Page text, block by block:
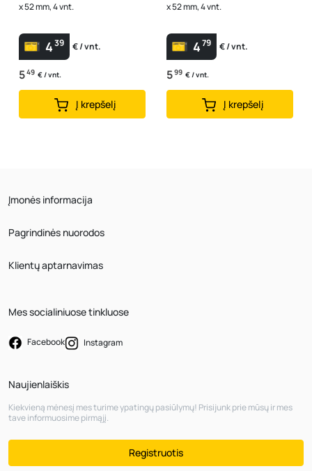
x 52 mm, 4 vnt.
439 € / vnt.
549 € / vnt.
Į krepšelį
x 52 mm, 4 vnt.
479 € / vnt.
599 € / vnt.
Į krepšelį
Įmonės informacija
Pagrindinės nuorodos
Klientų aptarnavimas
Mes socialiniuose tinkluose
Facebook Instagram
Naujienlaiškis
Kiekvieną mėnesį mes turime ypatingų pasiūlymų! Prisijunk prie mūsų ir mes
tave informuosime pirmąjį.
Registruotis